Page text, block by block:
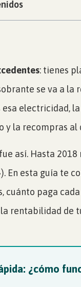
: tienes
se va a la
electricidad,
y la recompras
así. Hasta
En esta guía te
cuánto paga
rentabilidad de
¿cómo